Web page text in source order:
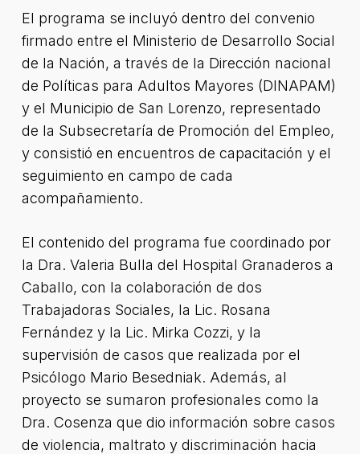
El programa se incluyó dentro del convenio
firmado entre el Ministerio de Desarrollo Social
de la Nación, a través de la Dirección nacional
de Políticas para Adultos Mayores (DINAPAM)
y el Municipio de San Lorenzo, representado
de la Subsecretaría de Promoción del Empleo,
y consistió en encuentros de capacitación y el
seguimiento en campo de cada
acompañamiento.
El contenido del programa fue coordinado por
la Dra. Valeria Bulla del Hospital Granaderos a
Caballo, con la colaboración de dos
Trabajadoras Sociales, la Lic. Rosana
Fernández y la Lic. Mirka Cozzi, y la
supervisión de casos que realizada por el
Psicólogo Mario Besedniak. Además, al
proyecto se sumaron profesionales como la
Dra. Cosenza que dio información sobre casos
de violencia, maltrato y discriminación hacia